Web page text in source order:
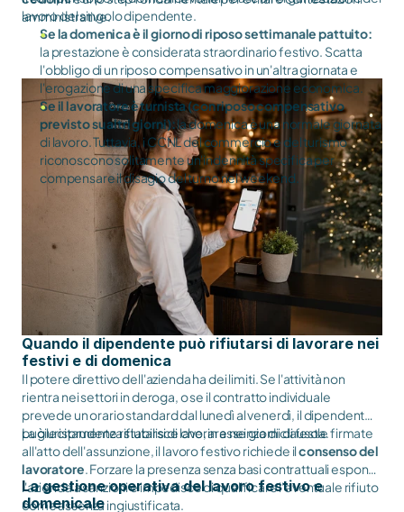
amministrative.
lavoro del singolo dipendente.
Se la domenica è il giorno di riposo settimanale pattuito:
la prestazione è considerata straordinario festivo. Scatta
l'obbligo di un riposo compensativo in un'altra giornata e
l'erogazione di una specifica maggiorazione economica.
Se il lavoratore è turnista (con riposo compensativo
previsto su altri giorni):la domenica è una normale giornata
di lavoro. Tuttavia, i CCNL del commercio e del turismo
riconoscono solitamente un'indennità specifica per
compensare il disagio del turno nel weekend.
Quando il dipendente può rifiutarsi di lavorare nei
festivi e di domenica
Il potere direttivo dell'azienda ha dei limiti. Se l'attività non
rientra nei settori in deroga, o se il contratto individuale
prevede un orario standard dal lunedì al venerdì, il dipendente
può lecitamente rifiutarsi di lavorare nei giorni di festa.
La giurisprudenza stabilisce che, in assenza di clausole firmate
all'atto dell'assunzione, il lavoro festivo richiede ilconsenso del
lavoratore. Forzare la presenza senza basi contrattuali espone
l'azienda a sanzioni e impedisce di qualificare l'eventuale rifiuto
come assenza ingiustificata.
La gestione operativa del lavoro festivo e
domenicale